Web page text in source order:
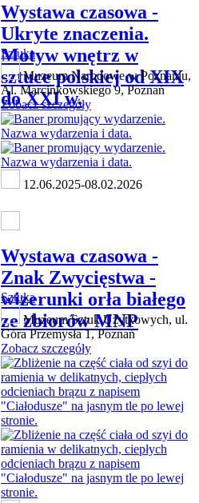
Wystawa czasowa -
Ukryte znaczenia.
Motyw wnętrz w
sztuce polskiej od XIX
do XXI w.
Sztuka
Muzeum Narodowe w Poznaniu,
Al. Marcinkowskiego 9, Poznań
Zobacz szczegóły
12.06.2025-08.02.2026
Wystawa czasowa -
Znak Zwycięstwa -
wizerunki orła białego
ze zbiorów MNP
Sztuka
Muzeum Sztuk Użytkowych, ul.
Góra Przemysła 1, Poznań
Zobacz szczegóły